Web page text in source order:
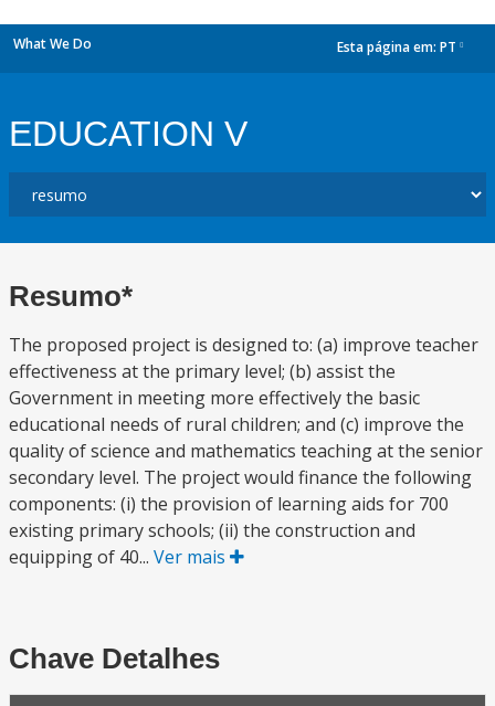
What We Do Esta página em: PT
EDUCATION V
Resumo*
The proposed project is designed to: (a) improve teacher
effectiveness at the primary level; (b) assist the
Government in meeting more effectively the basic
educational needs of rural children; and (c) improve the
quality of science and mathematics teaching at the senior
secondary level. The project would finance the following
components: (i) the provision of learning aids for 700
existing primary schools; (ii) the construction and
equipping of 40... Ver mais
Chave Detalhes